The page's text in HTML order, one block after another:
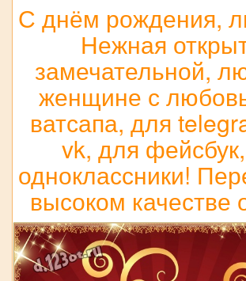
С днём рождения,
Нежная
замечательной,
женщине с
ватсапа, для
vk, для
одноклассники!
высоком качестве